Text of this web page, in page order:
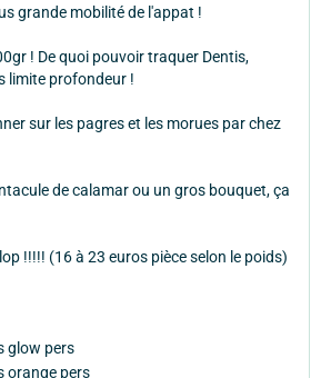
grande mobilité de l'appat !
! De quoi pouvoir traquer Dentis,
limite profondeur !
sur les pagres et les morues par chez
de calamar ou un gros bouquet, ça
!!!!! (16 à 23 euros pièce selon le poids)